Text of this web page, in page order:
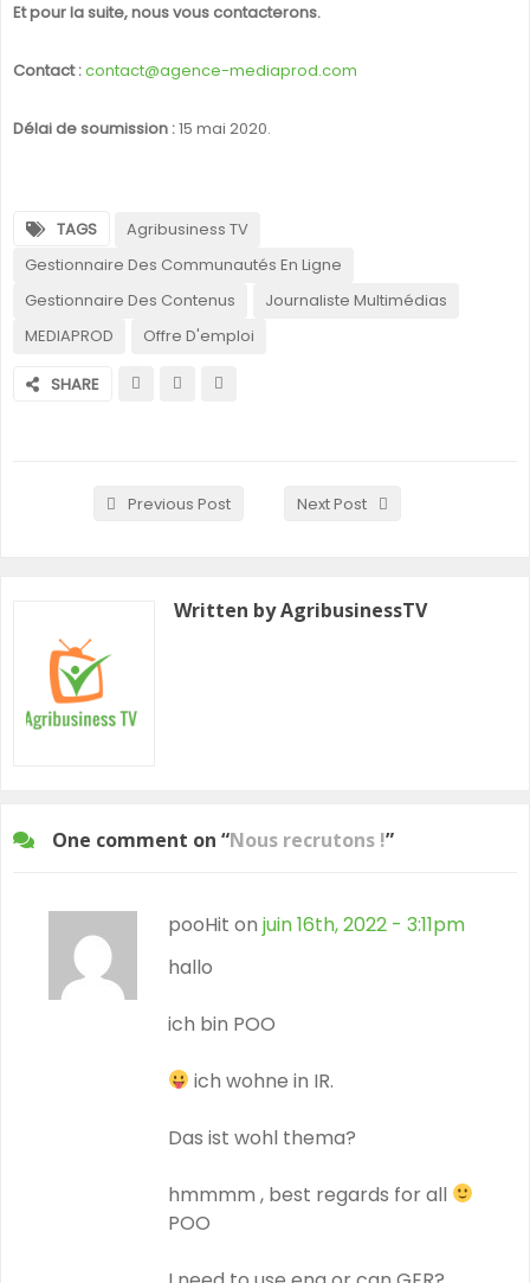
Et pour la suite, nous vous contacterons.
Contact :contact@agence-mediaprod.com
Délai de soumission :15 mai 2020.
TAGS
Agribusiness TV
Gestionnaire Des Communautés En Ligne
Gestionnaire Des Contenus
Journaliste Multimédias
MEDIAPROD
Offre D'emploi
SHARE
Previous Post Next Post
Written by AgribusinessTV
One comment on “Nous recrutons !”
pooHit on juin 16th, 2022 - 3:11pm
hallo
ich bin POO
ich wohne in IR.
Das ist wohl thema?
hmmmm , best regards for all
POO